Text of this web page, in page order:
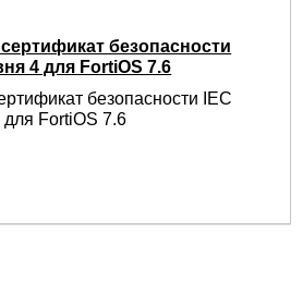
безопасности
4 для FortiOS 7.6
безопасности IEC
FortiOS 7.6